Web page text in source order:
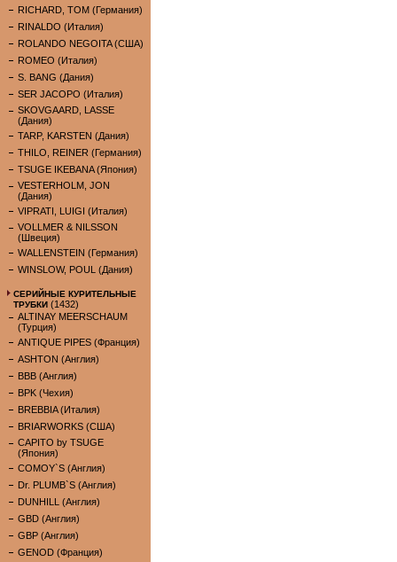
RICHARD, TOM (Германия)
RINALDO (Италия)
ROLANDO NEGOITA (США)
ROMEO (Италия)
S. BANG (Дания)
SER JACOPO (Италия)
SKOVGAARD, LASSE
(Дания)
TARP, KARSTEN (Дания)
THILO, REINER (Германия)
TSUGE IKEBANA (Япония)
VESTERHOLM, JON
(Дания)
VIPRATI, LUIGI (Италия)
VOLLMER & NILSSON
(Швеция)
WALLENSTEIN (Германия)
WINSLOW, POUL (Дания)
СЕРИЙНЫЕ КУРИТЕЛЬНЫЕ
ТРУБКИ (1432)
ALTINAY MEERSCHAUM
(Турция)
ANTIQUE PIPES (Франция)
ASHTON (Англия)
BBB (Англия)
BPK (Чехия)
BREBBIA (Италия)
BRIARWORKS (США)
CAPITO by TSUGE
(Япония)
COMOY`S (Англия)
Dr. PLUMB`S (Англия)
DUNHILL (Англия)
GBD (Англия)
GBP (Англия)
GENOD (Франция)